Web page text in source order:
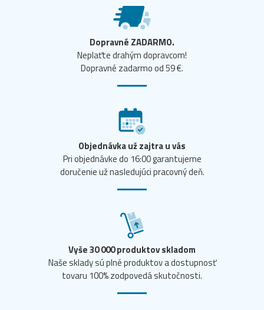
Dopravné ZADARMO.
Neplaťte drahým dopravcom!
Dopravné zadarmo od 59 €.
Objednávka už zajtra u vás
Pri objednávke do 16:00 garantujeme
doručenie už nasledujúci pracovný deň.
Vyše 30 000 produktov skladom
Naše sklady sú plné produktov a dostupnosť
tovaru 100% zodpovedá skutočnosti.